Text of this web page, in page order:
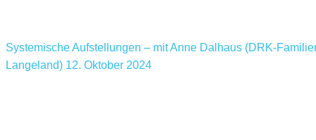
Systemische Aufstellungen – mit Anne Dalhaus (DRK-
Langeland) 12. Oktober 2024